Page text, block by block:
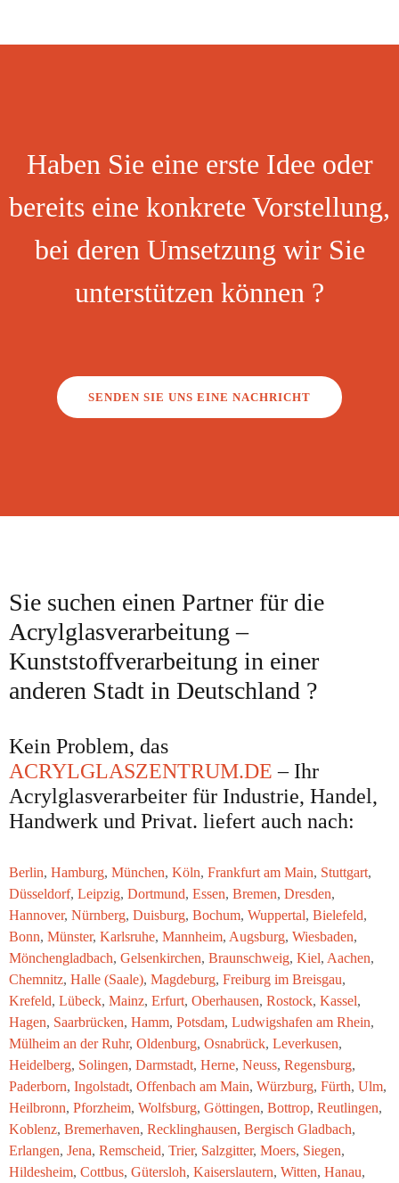
Haben Sie eine erste Idee oder
bereits eine konkrete Vorstellung,
bei deren Umsetzung wir Sie
unterstützen können ?
SENDEN SIE UNS EINE NACHRICHT
Sie suchen einen Partner für die
Acrylglasverarbeitung –
Kunststoffverarbeitung in einer
anderen Stadt in Deutschland ?
Kein Problem, das
ACRYLGLASZENTRUM.DE – Ihr
Acrylglasverarbeiter für Industrie, Handel,
Handwerk und Privat. liefert auch nach:
Berlin, Hamburg, München, Köln, Frankfurt am Main, Stuttgart,
Düsseldorf, Leipzig, Dortmund, Essen, Bremen, Dresden,
Hannover, Nürnberg, Duisburg, Bochum, Wuppertal, Bielefeld,
Bonn, Münster, Karlsruhe, Mannheim, Augsburg, Wiesbaden,
Mönchengladbach, Gelsenkirchen, Braunschweig, Kiel, Aachen,
Chemnitz, Halle (Saale), Magdeburg, Freiburg im Breisgau,
Krefeld, Lübeck, Mainz, Erfurt, Oberhausen, Rostock, Kassel,
Hagen, Saarbrücken, Hamm, Potsdam, Ludwigshafen am Rhein,
Mülheim an der Ruhr, Oldenburg, Osnabrück, Leverkusen,
Heidelberg, Solingen, Darmstadt, Herne, Neuss, Regensburg,
Paderborn, Ingolstadt, Offenbach am Main, Würzburg, Fürth, Ulm,
Heilbronn, Pforzheim, Wolfsburg, Göttingen, Bottrop, Reutlingen,
Koblenz, Bremerhaven, Recklinghausen, Bergisch Gladbach,
Erlangen, Jena, Remscheid, Trier, Salzgitter, Moers, Siegen,
Hildesheim, Cottbus, Gütersloh, Kaiserslautern, Witten, Hanau,